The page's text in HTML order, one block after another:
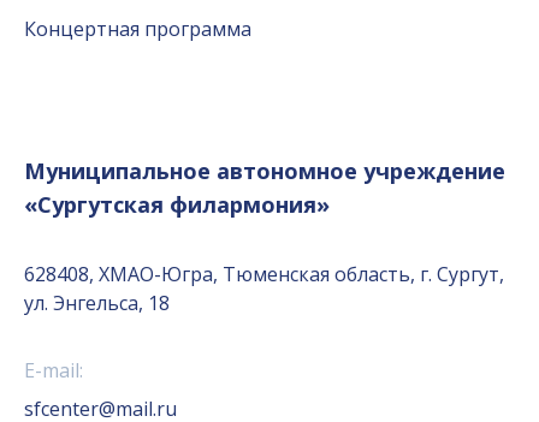
Концертная программа
Муниципальное автономное учреждение
«Сургутская филармония»
628408, ХМАО-Югра, Тюменская область, г. Сургут,
ул. Энгельса, 18
E-mail:
sfcenter@mail.ru